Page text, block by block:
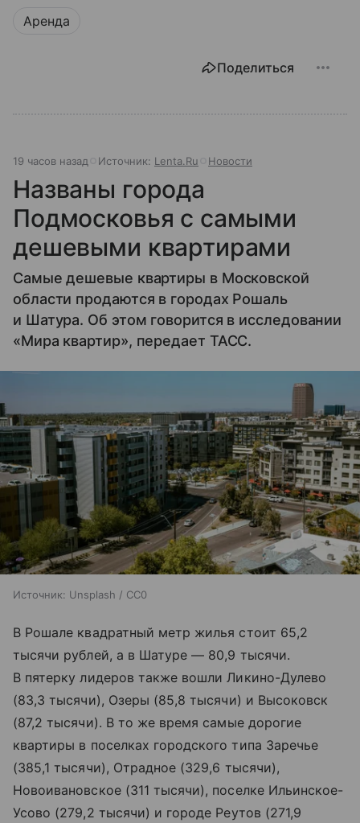
Аренда
Поделиться
19 часов назад Источник: Lenta.Ru Новости
Названы города
Подмосковья с самыми
дешевыми квартирами
Самые дешевые квартиры в Московской
области продаются в городах Рошаль
и Шатура. Об этом говорится в исследовании
«Мира квартир», передает ТАСС.
Источник: Unsplash / CC0
В Рошале квадратный метр жилья стоит 65,2
тысячи рублей, а в Шатуре — 80,9 тысячи.
В пятерку лидеров также вошли Ликино-Дулево
(83,3 тысячи), Озеры (85,8 тысячи) и Высоковск
(87,2 тысячи). В то же время самые дорогие
квартиры в поселках городского типа Заречье
(385,1 тысячи), Отрадное (329,6 тысячи),
Новоивановское (311 тысячи), поселке Ильинское-
Усово (279,2 тысячи) и городе Реутов (271,9